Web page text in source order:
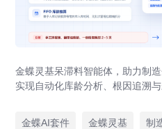
金蝶灵基呆滞料智能体，助力制
实现自动化库龄分析、根因追溯
金蝶AI套件
金蝶灵基 制